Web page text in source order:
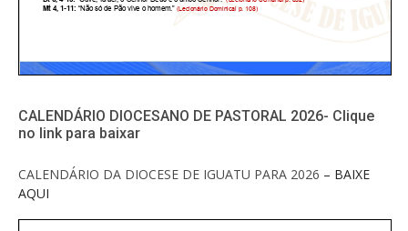
CALENDÁRIO DIOCESANO DE PASTORAL 2026- Clique
no link para baixar
CALENDÁRIO DA DIOCESE DE IGUATU PARA 2026 – BAIXE
AQUI